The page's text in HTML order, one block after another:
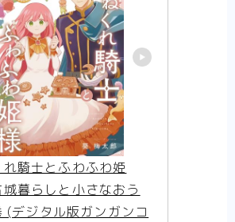
の物語【まとめ】
ー！！】熱いスポーツ（バレーボ
タバレ感想【アニメ-まとめ】
帳第1期】それは一人ぼっちが苦
んでいた少年の、妖と人をつなぐ
メ-ネタバレ感想まとめ】
】一人の孤独な少年が、
話は好きですか？-はい好きです
タバレ感想まとめ】
DAYS】伝説の殺し屋から、
コットへ転職しました【アニメ-
】
の若君】立ちふさがる辛く重い現
れ騎士とふわふわ姫
暮らしと小さなおう
(デジタル版ガンガンコ